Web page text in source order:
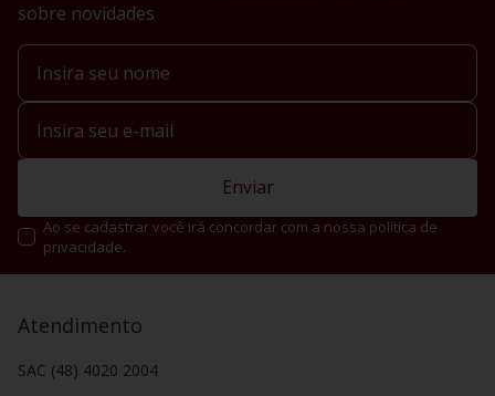
sobre novidades
Enviar
Ao se cadastrar você irá concordar com a nossa política de
privacidade.
Atendimento
SAC (48) 4020 2004